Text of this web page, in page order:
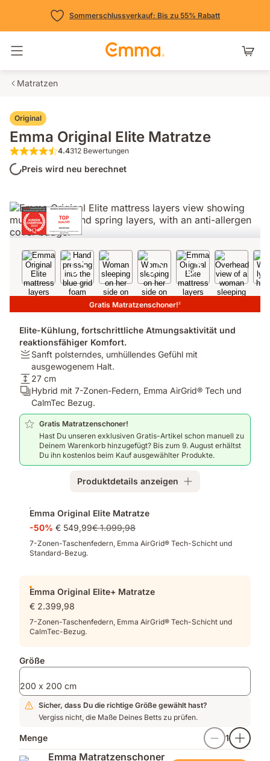
Sommerschlussverkauf: Bis zu 55% Rabatt
Navigation umschalten
Matratzen
Original
Emma Original Elite Matratze
4.4 von 5 Sternen 312 Bewertungen
4.4312 Bewertungen
Preis wird neu berechnet
Gratis Matratzenschoner!2
Elite-Kühlung, fortschrittliche Atmungsaktivität und
reaktionsfähiger Komfort.
Festigkeit:
Sanft
polsterndes,
umhüllendes
Gefühl
mit
ausgewogenem
Sanft polsterndes, umhüllendes Gefühl mit
ausgewogenem Halt.
Höhe:
27
27 cm
Schichten:
Hybrid
mit
7-
Zonen-
Federn,
Emma
CalmTec
Bezug.
Hybrid mit 7-Zonen-Federn, Emma AirGrid® Tech und
CalmTec Bezug.
Gratis Matratzenschoner!
Hast Du unseren exklusiven Gratis-Artikel schon manuell zu
Deinem Warenkorb hinzugefügt? Bis zum 9. August erhältst
Du ihn kostenlos beim Kauf ausgewählter Produkte.
Produktdetails anzeigen
Emma Original Elite Matratze
-50% € 549,99€ 1.099,98
7-Zonen-Taschenfedern, Emma AirGrid® Tech-Schicht und
Standard-Bezug.
Emma Original Elite+ Matratze
€ 2.399,98
7-Zonen-Taschenfedern, Emma AirGrid® Tech-Schicht und
CalmTec-Bezug.
Größe
200 x 200 cm
Sicher, dass Du die richtige Größe gewählt hast?
Vergiss nicht, die Maße Deines Betts zu prüfen.
Menge 1
Emma Matratzenschoner